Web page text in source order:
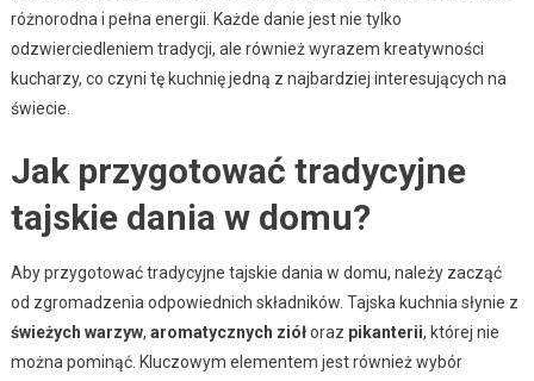
różnorodna i pełna energii. Każde danie jest nie tylko
odzwierciedleniem tradycji, ale również wyrazem kreatywności
kucharzy, co czyni tę kuchnię jedną z najbardziej interesujących na
świecie.
Jak przygotować tradycyjne
tajskie dania w domu?
Aby przygotować tradycyjne tajskie dania w domu, należy zacząć
od zgromadzenia odpowiednich składników. Tajska kuchnia słynie z
świeżych warzyw, aromatycznych ziółoraz pikanterii, której nie
można pominąć. Kluczowym elementem jest również wybór